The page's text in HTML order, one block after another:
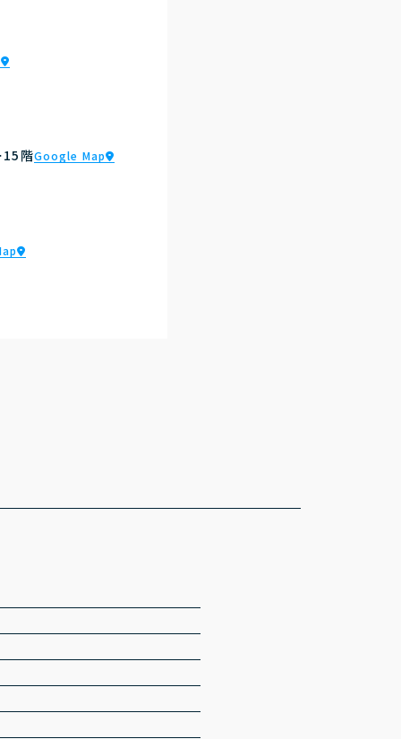
15階Google Map